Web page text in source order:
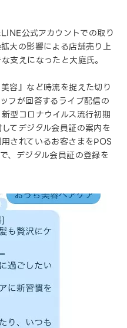
公式アカウントでの取り
大の影響による店舗売り上
支えになったと大庭氏。
容』など時流を捉えた切り
フが回答するライブ配信の
型コロナウイルス流行初期
てデジタル会員証の案内を
されているお客さまをPOS
、デジタル会員証の登録を